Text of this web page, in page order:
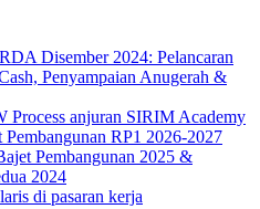
Disember 2024: Pelancaran
Penyampaian Anugerah &
anjuran SIRIM Academy
RP1 2026-2027
Pembangunan 2025 &
2024
di pasaran kerja